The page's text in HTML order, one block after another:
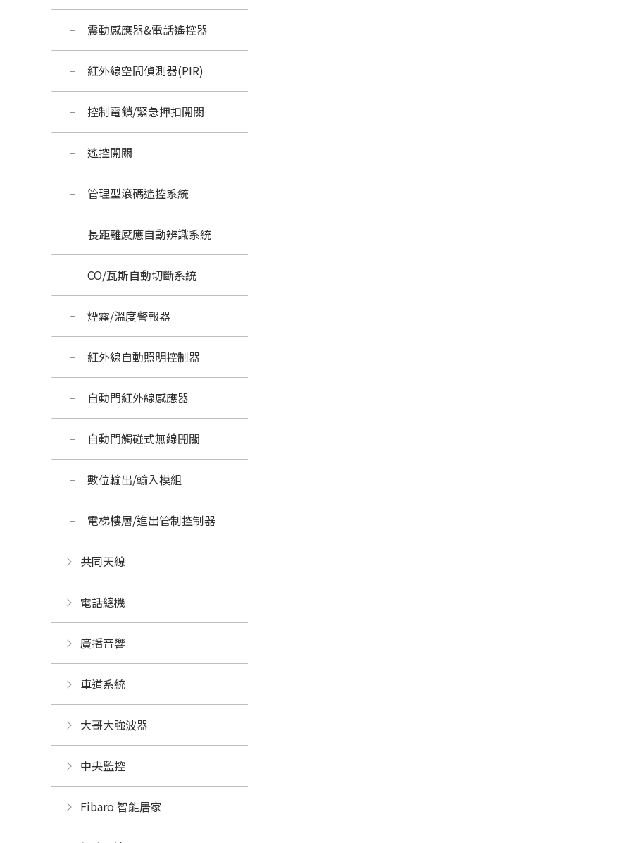
震動感應器&電話遙控器
紅外線空間偵測器(PIR)
控制電鎖/緊急押扣開關
遙控開關
管理型滾碼遙控系統
長距離感應自動辨識系統
CO/瓦斯自動切斷系統
煙霧/溫度警報器
紅外線自動照明控制器
自動門紅外線感應器
自動門觸碰式無線開關
數位輸出/輸入模組
電梯樓層/進出管制控制器
共同天線
電話總機
廣播音響
車道系統
大哥大強波器
中央監控
Fibaro 智能居家